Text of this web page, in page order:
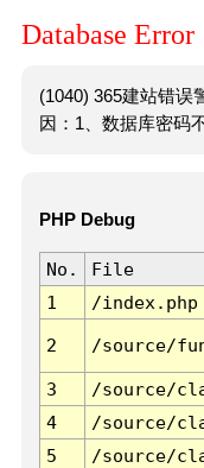
Database Error
(1040) 365建站错误
因：1、数据库密码
PHP Debug
No. File
1
/index.php
2 /source/
3 /source/
4
/source/
5
/source/